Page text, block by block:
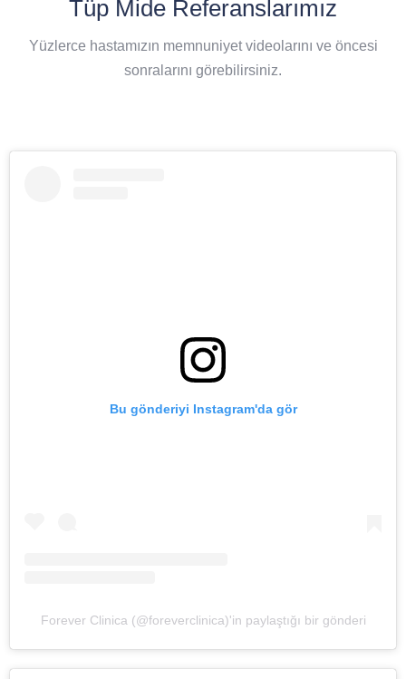
Tüp Mide Referanslarımız
Yüzlerce hastamızın memnuniyet videolarını ve öncesi
sonralarını görebilirsiniz.
Bu gönderiyi Instagram'da gör
Forever Clinica (@foreverclinica)'in paylaştığı bir gönderi